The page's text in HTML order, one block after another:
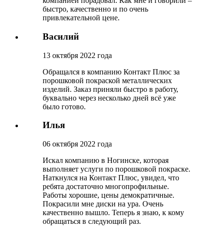
быстро, качественно и по очень
привлекательной цене.
Василий
13 октября 2022 года
Обращался в компанию Контакт Плюс за
порошковой покраской металлических
изделий. Заказ приняли быстро в работу,
буквально через несколько дней всё уже
было готово.
Илья
06 октября 2022 года
Искал компанию в Ногинске, которая
выполняет услуги по порошковой покраске.
Наткнулся на Контакт Плюс, увидел, что
ребята достаточно многопрофильные.
Работы хорошие, цены демократичные.
Покрасили мне диски на ура. Очень
качественно вышло. Теперь я знаю, к кому
обращаться в следующий раз.